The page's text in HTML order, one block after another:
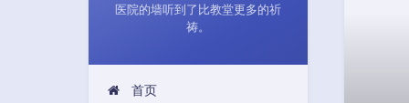
医院的墙听到了比教堂更多的祈
祷。
首页